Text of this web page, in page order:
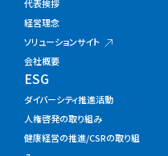
代表挨拶
経営理念
ソリューションサイト
会社概要
ESG
ダイバーシティ推進活動
人権啓発の取り組み
健康経営の推進/CSRの取り組